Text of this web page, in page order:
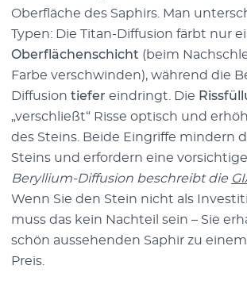
Oberfläche des Saphirs. Man
Typen: Die Titan-Diffusion färbt nur
Oberflächenschicht (beim
Farbe verschwinden), während die
Diffusion tiefer eindringt. Die
„verschließt“ Risse optisch und
des Steins. Beide Eingriffe mindern
Steins und erfordern eine
Beryllium-Diffusion beschreibt die
Wenn Sie den Stein nicht als
muss das kein Nachteil sein – Sie
schön aussehenden Saphir zu
Preis.